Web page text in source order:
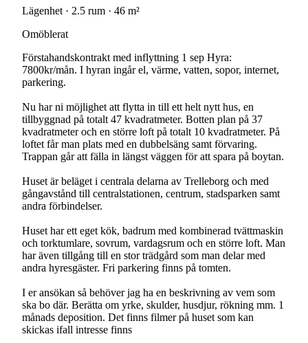
Lägenhet · 2.5 rum · 46 m²
Omöblerat
Förstahandskontrakt med inflyttning 1 sep Hyra:
7800kr/mån. I hyran ingår el, värme, vatten, sopor, internet,
parkering.
Nu har ni möjlighet att flytta in till ett helt nytt hus, en
tillbyggnad på totalt 47 kvadratmeter. Botten plan på 37
kvadratmeter och en större loft på totalt 10 kvadratmeter. På
loftet får man plats med en dubbelsäng samt förvaring.
Trappan går att fälla in längst väggen för att spara på boytan.
Huset är beläget i centrala delarna av Trelleborg och med
gångavstånd till centralstationen, centrum, stadsparken samt
andra förbindelser.
Huset har ett eget kök, badrum med kombinerad tvättmaskin
och torktumlare, sovrum, vardagsrum och en större loft. Man
har även tillgång till en stor trädgård som man delar med
andra hyresgäster. Fri parkering finns på tomten.
I er ansökan så behöver jag ha en beskrivning av vem som
ska bo där. Berätta om yrke, skulder, husdjur, rökning mm. 1
månads deposition. Det finns filmer på huset som kan
skickas ifall intresse finns